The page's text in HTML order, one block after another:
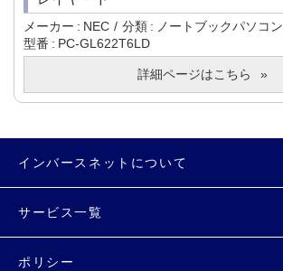
メーカー NEC 分類
ノートブックパソコン
型番
PC-GL622T6LD
詳細ページはこちら
インバースネットについて
サービス一覧
ポリシー